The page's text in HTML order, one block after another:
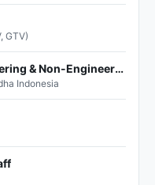
GTV)
MMKI Talent Pool (Engineering & Non-Engineering)
Indonesia